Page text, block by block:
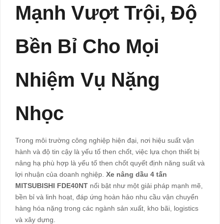
Mạnh Vượt Trội, Độ
Bền Bỉ Cho Mọi
Nhiệm Vụ Nặng
Nhọc
Trong môi trường công nghiệp hiện đại, nơi hiệu suất vận
hành và độ tin cậy là yếu tố then chốt, việc lựa chọn thiết bị
nâng hạ phù hợp là yếu tố then chốt quyết định năng suất và
lợi nhuận của doanh nghiệp. Xe nâng dầu 4 tấn
MITSUBISHI FDE40NT nổi bật như một giải pháp mạnh mẽ,
bền bỉ và linh hoạt, đáp ứng hoàn hảo nhu cầu vận chuyển
hàng hóa nặng trong các ngành sản xuất, kho bãi, logistics
và xây dựng.